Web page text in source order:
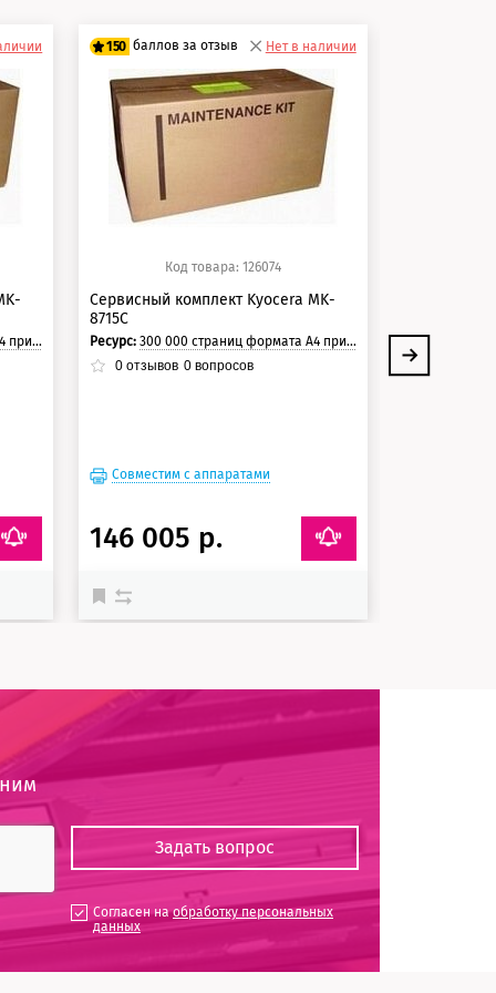
150 баллов за отзыв
125 баллов
150 баллов
Нет в наличии
Код товара: 126074
Сервисный комплект Kyocera MK-
8715C
Ресурс: 300 000 страниц формата А4 при 5% заполнении страницы.
0отзывов 0вопросов
Совместим с аппаратами
146 005 р.
Ресурс:
Согласен наобработку персональных
данных